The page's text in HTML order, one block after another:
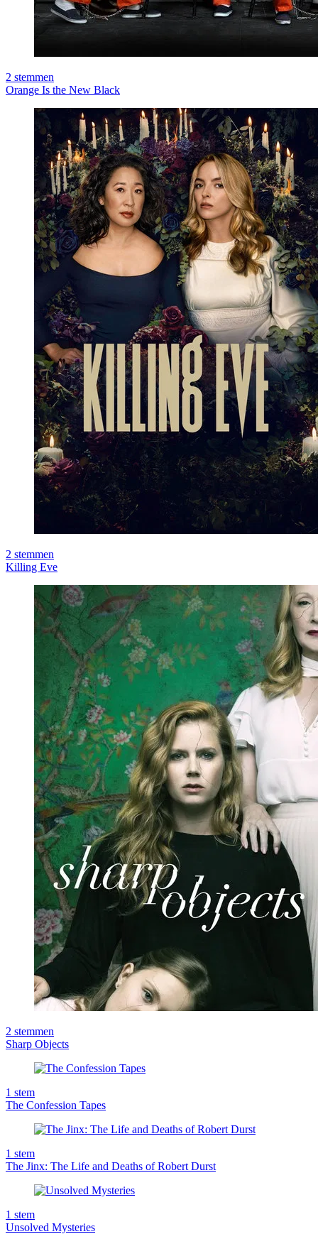
2 stemmen
Orange Is the New Black
2 stemmen
Killing Eve
2 stemmen
Sharp Objects
1 stem
The Confession Tapes
1 stem
The Jinx: The Life and Deaths of Robert Durst
1 stem
Unsolved Mysteries